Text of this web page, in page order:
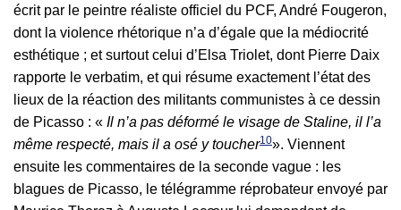
écrit par le peintre réaliste officiel du PCF, André Fougeron,
dont la violence rhétorique n’a d’égale que la médiocrité
esthétique ; et surtout celui d’Elsa Triolet, dont Pierre Daix
rapporte le verbatim, et qui résume exactement l’état des
lieux de la réaction des militants communistes à ce dessin
de Picasso : « Il n’a pas déformé le visage de Staline, il l’a
même respecté, mais il a osé y toucher10». Viennent
ensuite les commentaires de la seconde vague : les
blagues de Picasso, le télégramme réprobateur envoyé par